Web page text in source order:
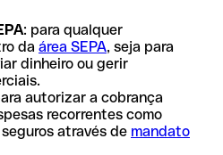
: para qualquer
da área SEPA, seja para
dinheiro ou gerir
autorizar a cobrança
recorrentes como
através de mandato